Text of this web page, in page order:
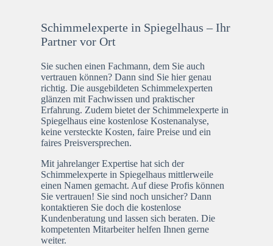
Schimmelexperte in Spiegelhaus – Ihr
Partner vor Ort
Sie suchen einen Fachmann, dem Sie auch
vertrauen können? Dann sind Sie hier genau
richtig. Die ausgebildeten Schimmelexperten
glänzen mit Fachwissen und praktischer
Erfahrung. Zudem bietet der Schimmelexperte in
Spiegelhaus eine kostenlose Kostenanalyse,
keine versteckte Kosten, faire Preise und ein
faires Preisversprechen.
Mit jahrelanger Expertise hat sich der
Schimmelexperte in Spiegelhaus mittlerweile
einen Namen gemacht. Auf diese Profis können
Sie vertrauen! Sie sind noch unsicher? Dann
kontaktieren Sie doch die kostenlose
Kundenberatung und lassen sich beraten. Die
kompetenten Mitarbeiter helfen Ihnen gerne
weiter.